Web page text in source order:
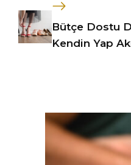
Bütçe Dostu
Kendin Yap